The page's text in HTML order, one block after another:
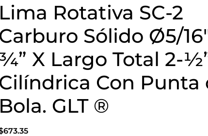
Lima Rotativa SC-2
Carburo Sólido Ø5/
X Largo Total 2-
Cilíndrica Con Punta
Bola. GLT ®
673.35